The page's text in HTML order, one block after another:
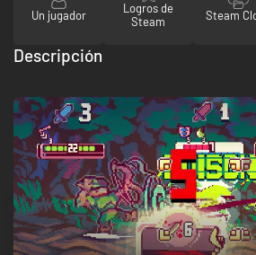
Un jugador
Logros de
Steam
Steam
Descripción